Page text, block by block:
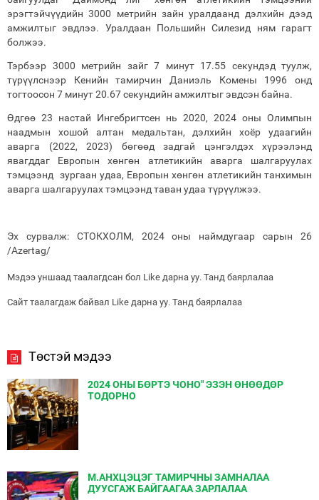
эрэгтэйчүүдийн 3000 метрийн зайн уралдаанд дэлхийн дээд
амжилтыг эвдлээ. Уралдаан Польшийн Силезид ням гарагт
болжээ.
Тэрбээр 3000 метрийн зайг 7 минут 17.55 секундэд туулж,
түрүүлснээр Кенийн тамирчин Даниэль Комены 1996 онд
тогтоосон 7 минут 20.67 секундийн амжилтыг эвдсэн байна.
Өдгөө 23 настай Ингебригтсен нь 2020, 2024 оны Олимпын
наадмын хошой алтан медальтан, дэлхийн хоёр удаагийн
аварга (2022, 2023) бөгөөд задгай цэнгэлдэх хүрээлэнд
явагддаг Европын хөнгөн атлетикийн аварга шалгаруулах
тэмцээнд зургаан удаа, Европын хөнгөн атлетикийн танхимын
аварга шалгаруулах тэмцээнд таван удаа түрүүлжээ.
Эх сурвалж: СТОКХОЛМ, 2024 оны наймдугаар сарын 26
/Azertag/
Мэдээ уншаад таалагдсан бол Like дарна уу. Танд баярлалаа
Сайт таалагдаж байвал Like дарна уу. Танд баярлалаа
Төстэй мэдээ
2024 ОНЫ БӨРТЭ ЧОНО" ЭЗЭН ӨНӨӨДӨР
ТОДОРНО
М.АНХЦЭЦЭГ ТАМИРЧНЫ ЗАМНАЛАА
ДУУСГАЖ БАЙГААГАА ЗАРЛАЛАА